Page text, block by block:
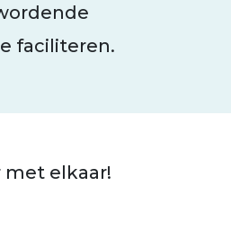
faciliteren.
elkaar!